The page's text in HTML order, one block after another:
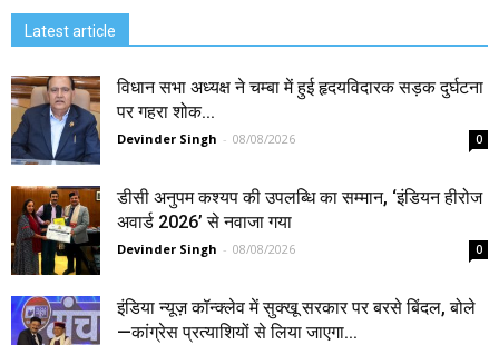
Latest article
विधान सभा अध्यक्ष ने चम्बा में हुई हृदयविदारक सड़क दुर्घटना
पर गहरा शोक...
Devinder Singh - 08/08/2026 0
डीसी अनुपम कश्यप की उपलब्धि का सम्मान, ‘इंडियन हीरोज
अवार्ड 2026’ से नवाजा गया
Devinder Singh - 08/08/2026 0
इंडिया न्यूज़ कॉन्क्लेव में सुक्खू सरकार पर बरसे बिंदल, बोले
—कांग्रेस प्रत्याशियों से लिया जाएगा...